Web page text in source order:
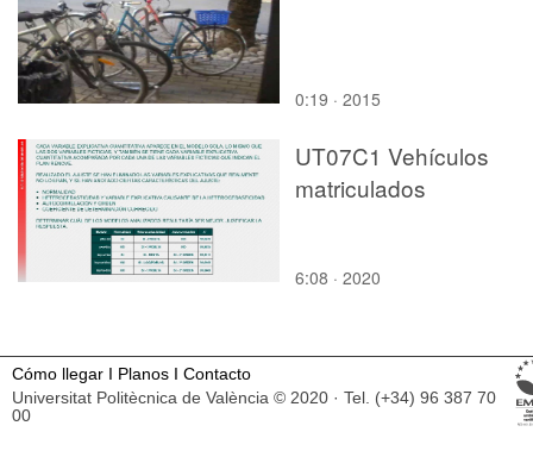
0:19 · 2015
UT07C1 Vehículos
matriculados
6:08 · 2020
Cómo llegar I Planos I Contacto
Universitat Politècnica de València © 2020 · Tel. (+34) 96 387 70
00